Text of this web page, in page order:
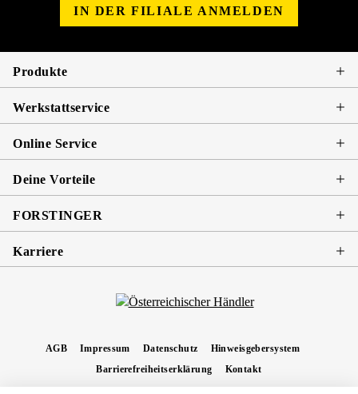
IN DER FILIALE ANMELDEN
Produkte
Werkstattservice
Online Service
Deine Vorteile
FORSTINGER
Karriere
AGB Impressum Datenschutz
Hinweisgebersystem
Barrierefreiheitserklärung
Kontakt